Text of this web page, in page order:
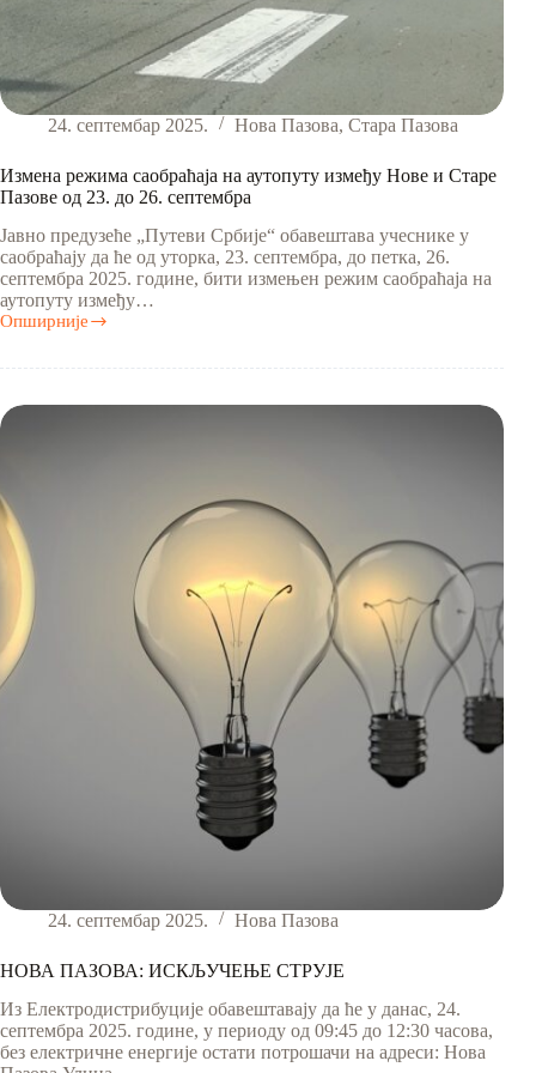
24. септембар 2025. Нова Пазова, Стара Пазова
Измена режима саобраћаја на аутопуту између Нoве и Старе
Пазове од 23. до 26. септембра
Јавно предузеће „Путеви Србије“ обавештава учеснике у
саобраћају да ће од уторка, 23. септембра, до петка, 26.
септембра 2025. године, бити измењен режим саобраћаја на
аутопуту између…
Опширније
Измена
саобраћаја
аутопуту
између
Старе
Пазове
од
23.
септембра
24. септембар 2025. Нова Пазова
НОВА ПАЗОВА: ИСКЉУЧЕЊЕ СТРУЈЕ
Из Електродистрибуције обавештавају да ће у данас, 24.
септембра 2025. године, у периоду од 09:45 до 12:30 часова,
без електричне енергије остати потрошачи на адреси: Нова